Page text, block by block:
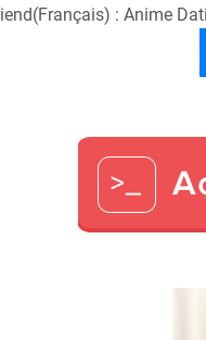
: Anime